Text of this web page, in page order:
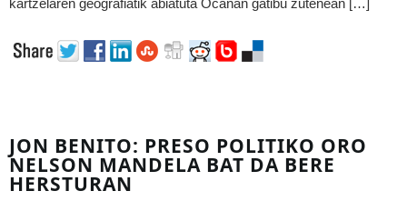
kartzelaren geografiatik abiatuta Ocañan gatibu zutenean […]
JON BENITO: PRESO POLITIKO ORO
NELSON MANDELA BAT DA BERE
HERSTURAN